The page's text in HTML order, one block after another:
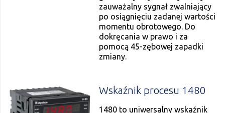
zauważalny sygnał zwalniający
po osiągnięciu zadanej wartości
momentu obrotowego. Do
dokręcania w prawo i za
pomocą 45-zębowej zapadki
zmiany.
Wskaźnik procesu 1480
1480 to uniwersalny wskaźnik